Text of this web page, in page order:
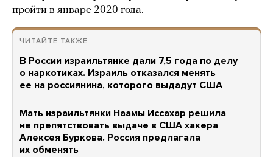
пройти в январе 2020 года.
ЧИТАЙТЕ ТАКЖЕ
В России израильтянке дали 7,5 года по делу
о наркотиках. Израиль отказался менять
ее на россиянина, которого выдадут США
Мать израильтянки Наамы Иссахар решила
не препятствовать выдаче в США хакера
Алексея Буркова. Россия предлагала
их обменять